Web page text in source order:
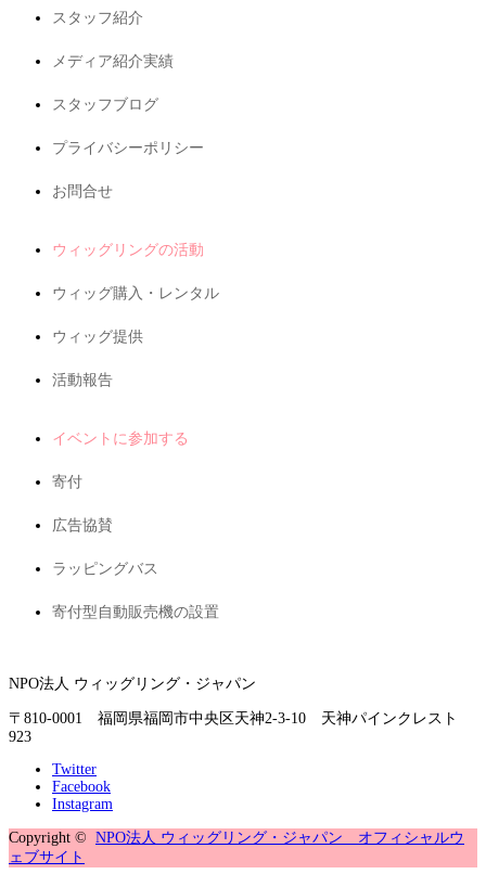
スタッフ紹介
メディア紹介実績
スタッフブログ
プライバシーポリシー
お問合せ
ウィッグリングの活動
ウィッグ購入・レンタル
ウィッグ提供
活動報告
イベントに参加する
寄付
広告協賛
ラッピングバス
寄付型自動販売機の設置
NPO法人 ウィッグリング・ジャパン
〒810-0001 福岡県福岡市中央区天神2-3-10 天神パインクレスト
923
Twitter
Facebook
Instagram
Copyright © NPO法人 ウィッグリング・ジャパン オフィシャルウ
ェブサイト